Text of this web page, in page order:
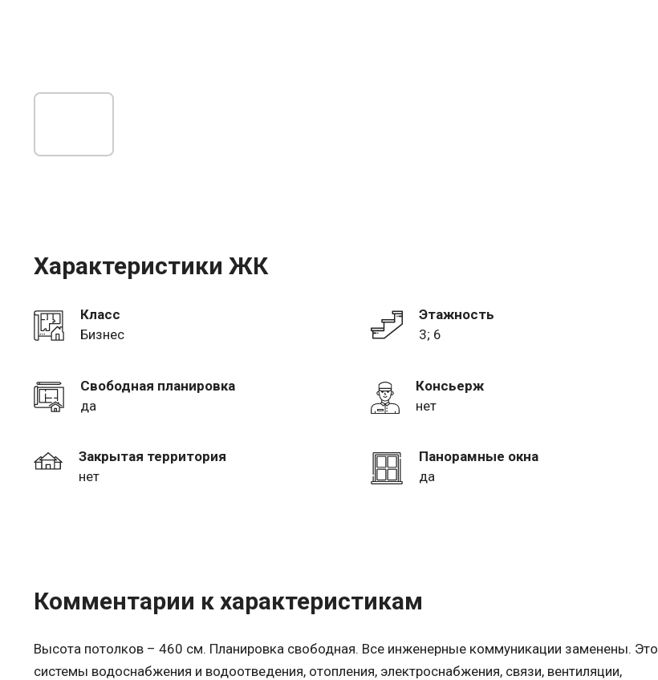
Характеристики ЖК
Класс
Бизнес
Этажность
3; 6
Свободная планировка
да
Консьерж
нет
Закрытая территория
нет
Панорамные окна
да
Комментарии к характеристикам
Высота потолков – 460 см. Планировка свободная. Все инженерные коммуникации заменены. Это
системы водоснабжения и водоотведения, отопления, электроснабжения, связи, вентиляции,